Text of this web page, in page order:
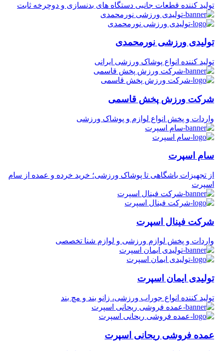
تولید کننده قطعات جانبی دستگاه های بدنسازی و دوچرخه ثابت
تولیدی ورزشی نورمحمدی
تولید کننده انواع پوشاک ورزشی ایرانی
شرکت ورزش پخش قاسمی
واردات و پخش انواع لوازم و پوشاک ورزشی
سام اسپرت
از تجهیزات باشگاهی تا پوشاک ورزشی؛ خرید خرده و عمده از سام
اسپرت
شرکت فینال اسپرت
واردات و پخش لوازم ورزشی و لوازم شنا تخصصی
تولیدی ایمان اسپرت
تولید کننده انواع جوراب ورزشی، زانو بند و مچ بند
عمده فروشی ریحانی اسپرت